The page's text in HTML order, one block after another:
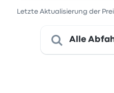
Letzte Aktualisierung der
Alle